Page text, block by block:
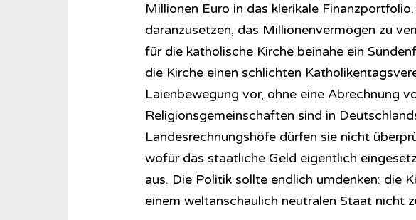
Millionen Euro in das klerikale
daranzusetzen, das Millionenvermögen zu
für die katholische Kirche beinahe ein
die Kirche einen schlichten
Laienbewegung vor, ohne eine Abrechnung
Religionsgemeinschaften sind in
Landesrechnungshöfe dürfen sie nicht
wofür das staatliche Geld eigentlich
aus. Die Politik sollte endlich umdenken: die
einem weltanschaulich neutralen Staat nicht